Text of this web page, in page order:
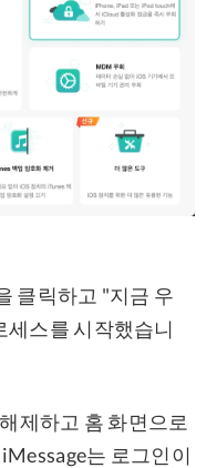
클릭하고 "지금 우
세스를 시작했습니
제하고 홈 화면으로
는 로그인이